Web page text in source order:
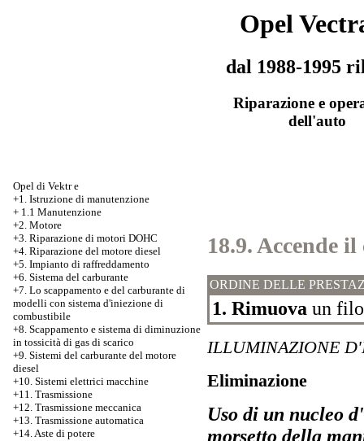
Opel
dal 1988-1995
Riparazione e
dell'auto
Opel di Vektr e
+1. Istruzione di manutenzione
+ 1.1 Manutenzione
+2. Motore
+3. Riparazione di motori DOHC
+4. Riparazione del motore diesel
+5. Impianto di raffreddamento
+6. Sistema del carburante
+7. Lo scappamento e del carburante di
modelli con sistema d'iniezione di
combustibile
+8. Scappamento e sistema di diminuzione
in tossicità di gas di scarico
+9. Sistemi del carburante del motore
diesel
+10. Sistemi elettrici macchine
+11. Trasmissione
+12. Trasmissione meccanica
+13. Trasmissione automatica
+14. Aste di potere
18.9. Accende
ORDINE DELLE
1. Rimuova un
ILLUMINAZIONE
Eliminazione
Uso di un nucleo
morsetto della